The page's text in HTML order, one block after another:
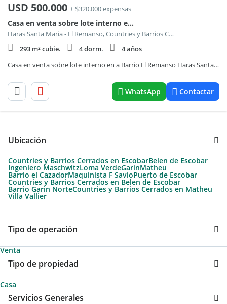
USD 500.000 + $320.000 expensas
Casa en venta sobre lote interno en Haras Santa Maria Barrio El Remanso 1
Haras Santa Maria - El Remanso, Countries y Barrios Cerrados en Escobar
293 m² cubie.
4 dorm.
4 años
Casa en venta sobre lote interno en a Barrio El Remanso Haras Santa Maria, Loma Verde
WhatsApp Contactar
Ubicación
Countries y Barrios Cerrados en EscobarBelen de Escobar
Ingeniero MaschwitzLoma VerdeGarinMatheu
Barrio el CazadorMaquinista F SavioPuerto de Escobar
Countries y Barrios Cerrados en Belen de Escobar
Barrio Garin NorteCountries y Barrios Cerrados en Matheu
Villa Vallier
Tipo de operación
Venta
Tipo de propiedad
Casa
Servicios Generales